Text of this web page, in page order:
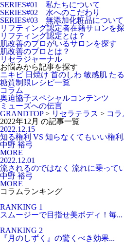
SERIES#01 私たちについて
SERIES#02 水へのこだわり
SERIES#03 無添加化粧品について
リフティング認定者在籍サロンを
リフティング認定とは？
肌改善のプロがいるサロンを探す
肌改善のプロとは？
リセラジャーナル
お悩みから記事を探す
ニキビ 日焼け 首のしわ 敏感肌 た
糖質制限レシピ一覧
コラム
奥迫協子スペシャルコンテンツ
ミューズへの伝言
GRANDTOP> リセラテラス > コラ
2022年12月 の記事一覧
2022.12.15
知る権利 VS 知らなくてもいい権利
中野 裕弓
MORE
2022.12.01
流されるのではなく 流れに乗って
中野 裕弓
MORE
コラムランキング
RANKING 1
スムージーで目指せ美ボディ！毎...
RANKING 2
『月のしずく』の驚くべき効果...